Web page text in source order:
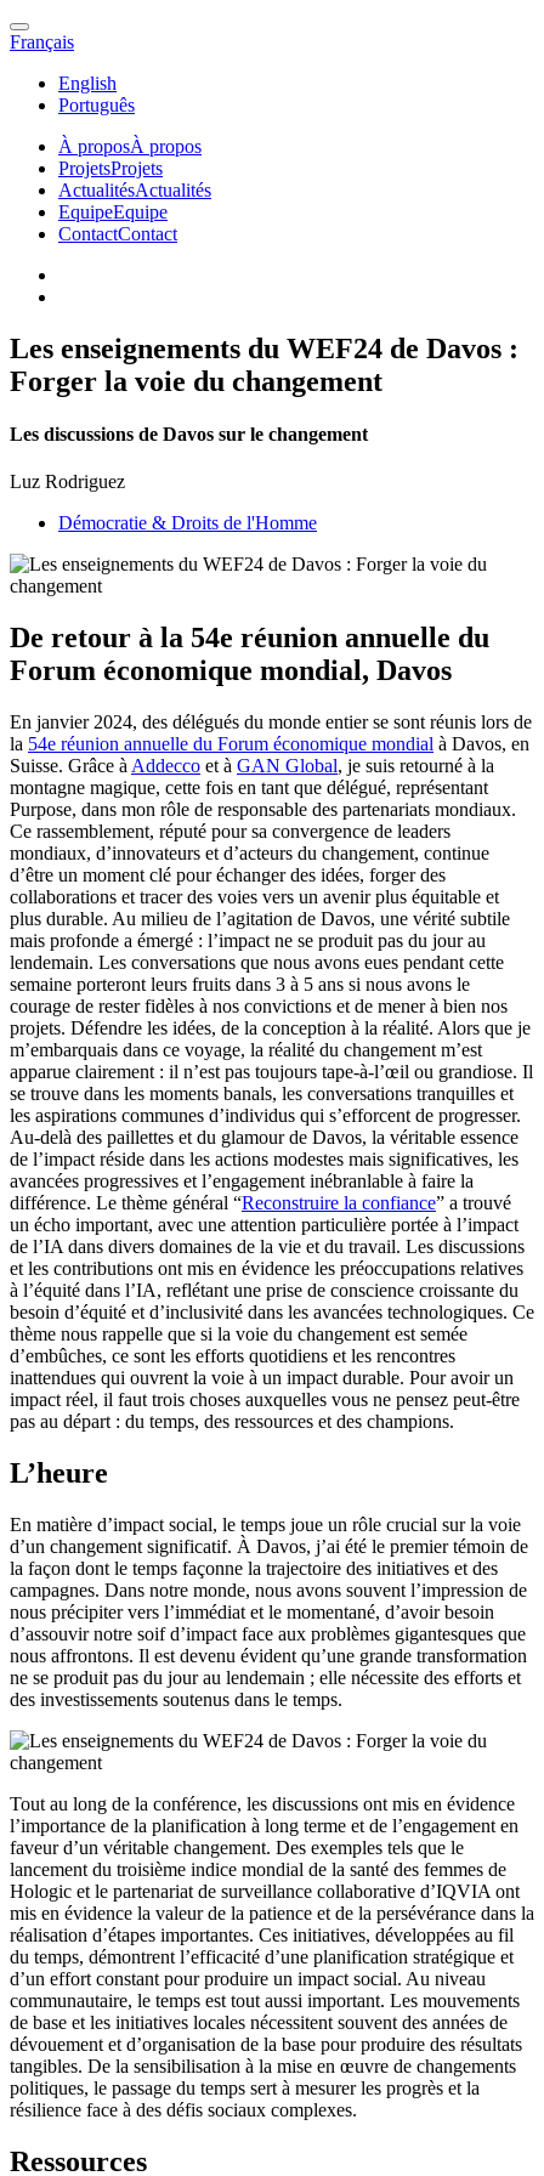
Français
English
Português
À proposÀ propos
ProjetsProjets
ActualitésActualités
EquipeEquipe
ContactContact
Les enseignements du WEF24 de Davos :
Forger la voie du changement
Les discussions de Davos sur le changement
Luz Rodriguez
Démocratie & Droits de l'Homme
De retour à la 54e réunion annuelle du
Forum économique mondial, Davos
En janvier 2024, des délégués du monde entier se sont réunis lors de
la 54e réunion annuelle du Forum économique mondial à Davos, en
Suisse. Grâce à Addecco et à GAN Global, je suis retourné à la
montagne magique, cette fois en tant que délégué, représentant
Purpose, dans mon rôle de responsable des partenariats mondiaux.
Ce rassemblement, réputé pour sa convergence de leaders
mondiaux, d’innovateurs et d’acteurs du changement, continue
d’être un moment clé pour échanger des idées, forger des
collaborations et tracer des voies vers un avenir plus équitable et
plus durable. Au milieu de l’agitation de Davos, une vérité subtile
mais profonde a émergé : l’impact ne se produit pas du jour au
lendemain. Les conversations que nous avons eues pendant cette
semaine porteront leurs fruits dans 3 à 5 ans si nous avons le
courage de rester fidèles à nos convictions et de mener à bien nos
projets. Défendre les idées, de la conception à la réalité. Alors que je
m’embarquais dans ce voyage, la réalité du changement m’est
apparue clairement : il n’est pas toujours tape-à-l’œil ou grandiose. Il
se trouve dans les moments banals, les conversations tranquilles et
les aspirations communes d’individus qui s’efforcent de progresser.
Au-delà des paillettes et du glamour de Davos, la véritable essence
de l’impact réside dans les actions modestes mais significatives, les
avancées progressives et l’engagement inébranlable à faire la
différence. Le thème général “Reconstruire la confiance” a trouvé
un écho important, avec une attention particulière portée à l’impact
de l’IA dans divers domaines de la vie et du travail. Les discussions
et les contributions ont mis en évidence les préoccupations relatives
à l’équité dans l’IA, reflétant une prise de conscience croissante du
besoin d’équité et d’inclusivité dans les avancées technologiques. Ce
thème nous rappelle que si la voie du changement est semée
d’embûches, ce sont les efforts quotidiens et les rencontres
inattendues qui ouvrent la voie à un impact durable. Pour avoir un
impact réel, il faut trois choses auxquelles vous ne pensez peut-être
pas au départ : du temps, des ressources et des champions.
L’heure
En matière d’impact social, le temps joue un rôle crucial sur la voie
d’un changement significatif. À Davos, j’ai été le premier témoin de
la façon dont le temps façonne la trajectoire des initiatives et des
campagnes. Dans notre monde, nous avons souvent l’impression de
nous précipiter vers l’immédiat et le momentané, d’avoir besoin
d’assouvir notre soif d’impact face aux problèmes gigantesques que
nous affrontons. Il est devenu évident qu’une grande transformation
ne se produit pas du jour au lendemain ; elle nécessite des efforts et
des investissements soutenus dans le temps.
Tout au long de la conférence, les discussions ont mis en évidence
l’importance de la planification à long terme et de l’engagement en
faveur d’un véritable changement. Des exemples tels que le
lancement du troisième indice mondial de la santé des femmes de
Hologic et le partenariat de surveillance collaborative d’IQVIA ont
mis en évidence la valeur de la patience et de la persévérance dans la
réalisation d’étapes importantes. Ces initiatives, développées au fil
du temps, démontrent l’efficacité d’une planification stratégique et
d’un effort constant pour produire un impact social. Au niveau
communautaire, le temps est tout aussi important. Les mouvements
de base et les initiatives locales nécessitent souvent des années de
dévouement et d’organisation de la base pour produire des résultats
tangibles. De la sensibilisation à la mise en œuvre de changements
politiques, le passage du temps sert à mesurer les progrès et la
résilience face à des défis sociaux complexes.
Ressources